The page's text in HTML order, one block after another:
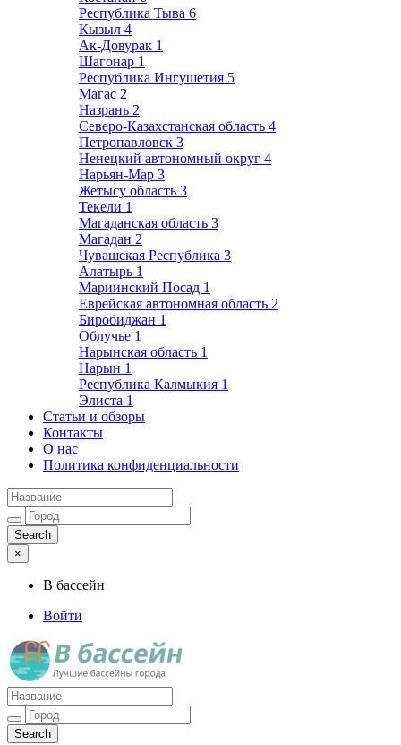
Республика Тыва 6
Кызыл 4
Ак-Довурак 1
Шагонар 1
Республика Ингушетия 5
Магас 2
Назрань 2
Северо-Казахстанская область 4
Петропавловск 3
Ненецкий автономный округ 4
Нарьян-Мар 3
Жетысу область 3
Текели 1
Магаданская область 3
Магадан 2
Чувашская Республика 3
Алатырь 1
Мариинский Посад 1
Еврейская автономная область 2
Биробиджан 1
Облучье 1
Нарынская область 1
Нарын 1
Республика Калмыкия 1
Элиста 1
Статьи и обзоры
Контакты
О нас
Политика конфиденциальности
×
В бассейн
Войти
Лучшие бассейны города